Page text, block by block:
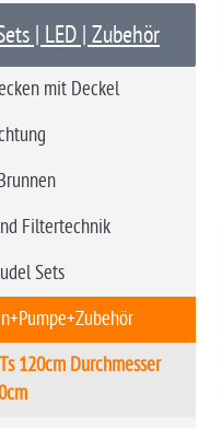
| LED | Zubehör
mit Deckel
Filtertechnik
Sets
120cm Durchmesser